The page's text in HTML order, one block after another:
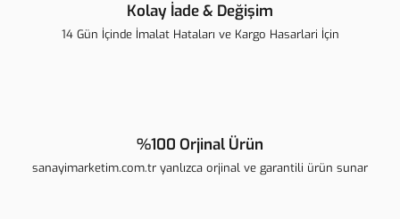
Kolay İade & Değişim
14 Gün İçinde İmalat Hataları ve Kargo Hasarlari İçin
%100 Orjinal Ürün
sanayimarketim.com.tr yanlızca orjinal ve garantili ürün sunar